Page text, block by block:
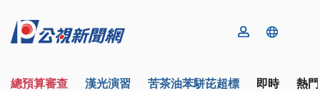
總預算審查 漢光演習 苦茶油苯駢芘超標 即時 熱